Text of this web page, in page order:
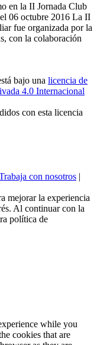
en la II Jornada Club
06 octubre 2016 La II
fue organizada por la
con la colaboración
bajo una licencia de
4.0 Internacional
con esta licencia
con nosotros |
mejorar la experiencia
Al continuar con la
política de
while you
cookies that are